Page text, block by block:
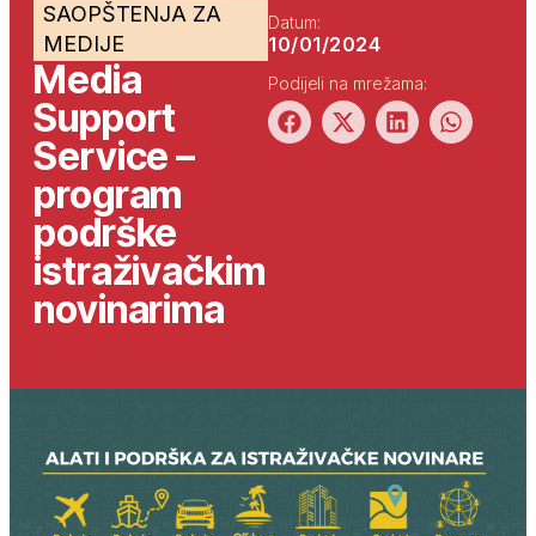
SAOPŠTENJA ZA
MEDIJE
Media
Support
Service –
program
podrške
istraživačkim
novinarima
Datum:
10/01/2024
Podijeli na mrežama: